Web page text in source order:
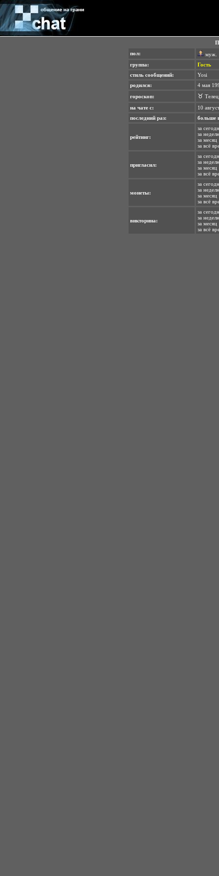
пол:
муж.
группа:
Гость
стиль сообщений:
Yosi
родился:
4 мая
гороскоп:
♉
на чате с:
10
последний раз:
больше
рейтинг:
за
за
за
за всё
пригласил:
за
за
за
за всё
монеты:
за
за
за
за всё
викторина:
за
за
за
за всё